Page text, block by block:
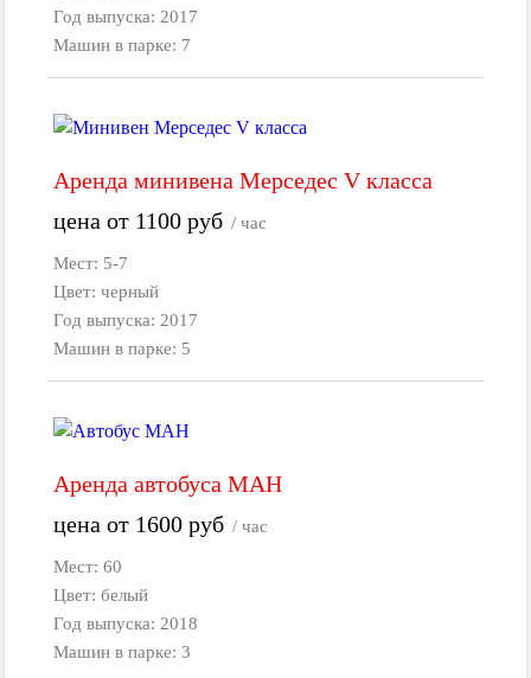
Год выпуска: 2017
Машин в парке: 7
Аренда минивена Мерседес V класса
цена от 1100руб / час
Мест: 5-7
Цвет: черный
Год выпуска: 2017
Машин в парке: 5
Аренда автобуса МАН
цена от 1600руб / час
Мест: 60
Цвет: белый
Год выпуска: 2018
Машин в парке: 3